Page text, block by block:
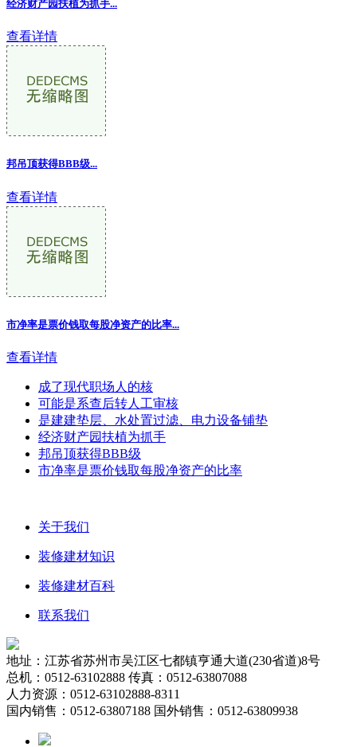
经济财产园扶植为抓手...
查看详情
邦吊顶获得BBB级...
查看详情
市净率是票价钱取每股净资产的比率...
查看详情
成了现代职场人的核
可能是系查后转人工审核
是建建垫层、水处置过滤、电力设备铺垫
经济财产园扶植为抓手
邦吊顶获得BBB级
市净率是票价钱取每股净资产的比率
关于我们
装修建材知识
装修建材百科
联系我们
地址：江苏省苏州市吴江区七都镇亨通大道(230省道)8号
总机：0512-63102888 传真：0512-63807088
人力资源：0512-63102888-8311
国内销售：0512-63807188 国外销售：0512-63809938